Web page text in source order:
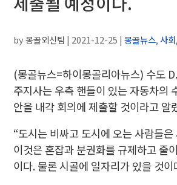
by몽골외신팀 | 2021-12-25 |몽골뉴스,사
(몽골뉴스=하이몽골리아뉴스) 수도
주지사는 우측 핸들이 있는 자동차의
안을 내각 회의에 제출할 것이라고 알
“도시는 비싸고 도시에 오는 사람들
이것은 혼잡과 분권화를 규제하고 줄
이다. 물론 시골에 일자리가 있을 것